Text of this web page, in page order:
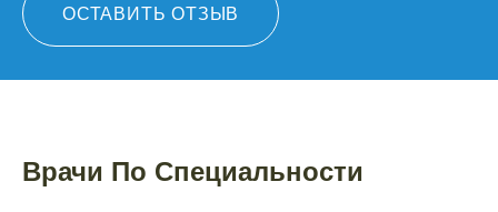
ОСТАВИТЬ ОТЗЫВ
Врачи По Специальности